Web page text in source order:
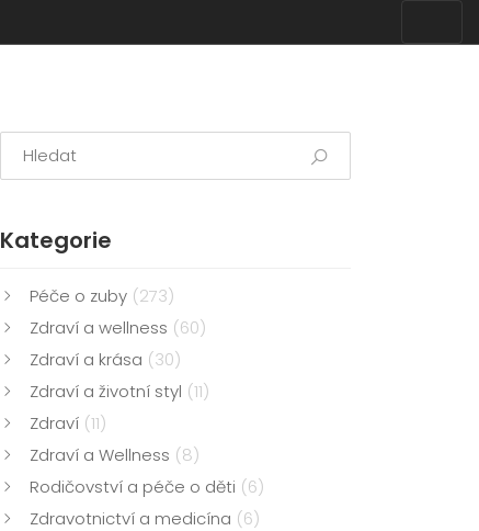
Kategorie
Péče o zuby (273)
Zdraví a wellness (60)
Zdraví a krása (30)
Zdraví a životní styl (11)
Zdraví (11)
Zdraví a Wellness (8)
Rodičovství a péče o děti (6)
Zdravotnictví a medicína (6)